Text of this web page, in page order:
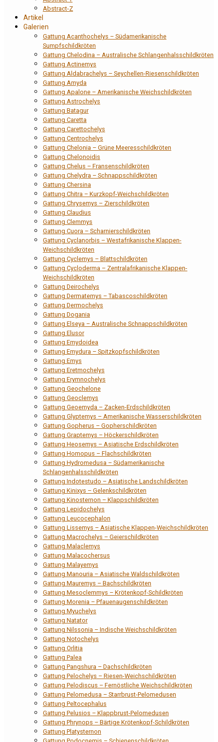
Abstract-Z
Artikel
Galerien
Gattung Acanthochelys – Südamerikanische
Sumpfschildkröten
Gattung Chelodina – Australische Schlangenhalsschildkröten
Gattung Actinemys
Gattung Aldabrachelys – Seychellen-Riesenschildkröten
Gattung Amyda
Gattung Apalone – Amerikanische Weichschildkröten
Gattung Astrochelys
Gattung Batagur
Gattung Caretta
Gattung Carettochelys
Gattung Centrochelys
Gattung Chelonia – Grüne Meeresschildkröten
Gattung Chelonoidis
Gattung Chelus – Fransenschildkröten
Gattung Chelydra – Schnappschildkröten
Gattung Chersina
Gattung Chitra – Kurzkopf-Weichschildkröten
Gattung Chrysemys – Zierschildkröten
Gattung Claudius
Gattung Clemmys
Gattung Cuora – Scharnierschildkröten
Gattung Cyclanorbis – Westafrikanische Klappen-
Weichschildkröten
Gattung Cyclemys – Blattschildkröten
Gattung Cycloderma – Zentralafrikanische Klappen-
Weichschildkröten
Gattung Deirochelys
Gattung Dermatemys – Tabascoschildkröten
Gattung Dermochelys
Gattung Dogania
Gattung Elseya – Australische Schnappschildkröten
Gattung Elusor
Gattung Emydoidea
Gattung Emydura – Spitzkopfschildkröten
Gattung Emys
Gattung Eretmochelys
Gattung Erymnochelys
Gattung Geochelone
Gattung Geoclemys
Gattung Geoemyda – Zacken-Erdschildkröten
Gattung Glyptemys – Amerikanische Wasserschildkröten
Gattung Gopherus – Gopherschildkröten
Gattung Graptemys – Höckerschildkröten
Gattung Heosemys – Asiatische Erdschildkröten
Gattung Homopus – Flachschildkröten
Gattung Hydromedusa – Südamerikanische
Schlangenhalsschildkröten
Gattung Indotestudo – Asiatische Landschildkröten
Gattung Kinixys – Gelenkschildkröten
Gattung Kinosternon – Klappschildkröten
Gattung Lepidochelys
Gattung Leucocephalon
Gattung Lissemys – Asiatische Klappen-Weichschildkröten
Gattung Macrochelys – Geierschildkröten
Gattung Malaclemys
Gattung Malacochersus
Gattung Malayemys
Gattung Manouria – Asiatische Waldschildkröten
Gattung Mauremys – Bachschildkröten
Gattung Mesoclemmys – Krötenkopf-Schildkröten
Gattung Morenia – Pfauenaugenschildkröten
Gattung Myuchelys
Gattung Natator
Gattung Nilssonia – Indische Weichschildkröten
Gattung Notochelys
Gattung Orlitia
Gattung Palea
Gattung Pangshura – Dachschildkröten
Gattung Pelochelys – Riesen-Weichschildkröten
Gattung Pelodiscus – Fernöstliche Weichschildkröten
Gattung Pelomedusa – Starrbrust-Pelomedusen
Gattung Peltocephalus
Gattung Pelusios – Klappbrust-Pelomedusen
Gattung Phrynops – Bärtige Krötenkopf-Schildkröten
Gattung Platysternon